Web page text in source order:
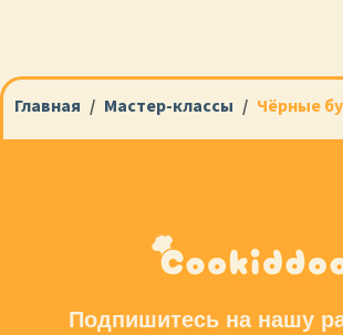
Главная Мастер-классы Чёрные
Подпишитесь на нашу